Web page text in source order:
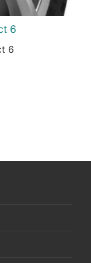
6
6